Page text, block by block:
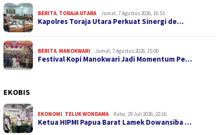
BERITA, TORAJA UTARA Jumat, 7 Agustus 2026, 16:53
Kapolres Toraja Utara Perkuat Sinergi de…
BERITA, MANOKWARI Jumat, 7 Agustus 2026, 15:00
Festival Kopi Manokwari Jadi Momentum Pe…
EKOBIS
EKONOMI, TELUK WONDAMA Rabu, 29 Juli 2026, 22:16
Ketua HIPMI Papua Barat Lamek Dowansiba …